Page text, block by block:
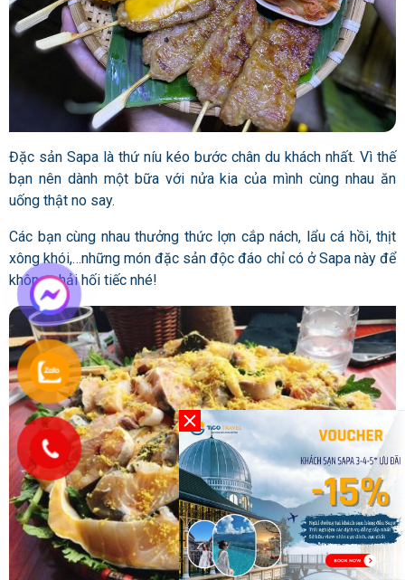
Đặc sản Sapa là thứ níu kéo bước chân du khách nhất. Vì thế
bạn nên dành một bữa với nửa kia của mình cùng nhau ăn
uống thật no say.
Các bạn cùng nhau thưởng thức lợn cắp nách, lẩu cá hồi, thịt
xông khói,…những món đặc sản độc đáo chỉ có ở Sapa này để
không phải hối tiếc nhé!